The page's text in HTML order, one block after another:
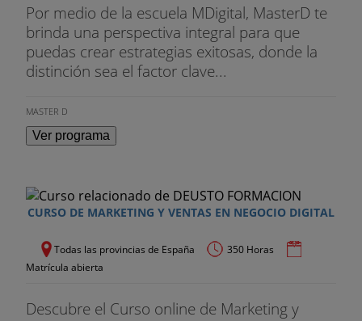
- Orígenes y evolución de la RSE
- Definición y debates sobre la RSE: filantropía,
responsables
- Mapeo y priorización de stakeholders
- Instrumentos de gestión e indicadores de RSE
- Investigaciones recientes de la RSE
Por medio de la escuela MDigital, MasterD te
brinda una perspectiva integral para que
puedas crear estrategias exitosas, donde la
distinción sea el factor clave...
MASTER D
Ver programa
CURSO DE MARKETING Y VENTAS EN NEGOCIO DIGITAL
Todas las provincias de España
350 Horas
Matrícula abierta
Descubre el Curso online de Marketing y